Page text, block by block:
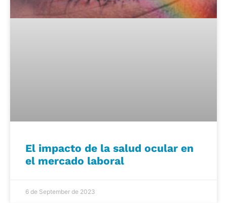
El impacto de la salud ocular en
el mercado laboral
6 de September de 2023